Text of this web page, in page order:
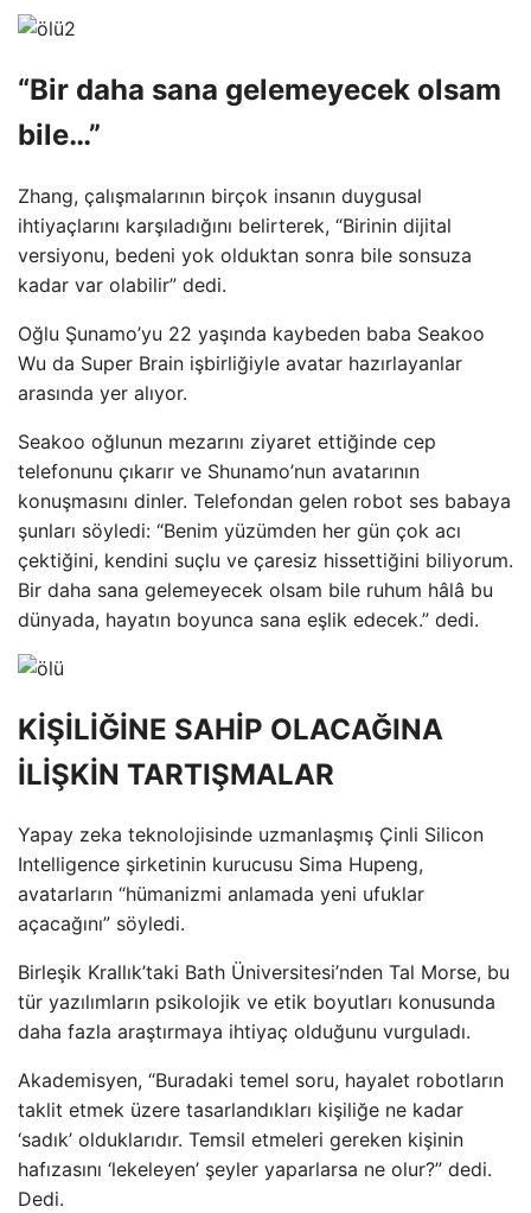
“Bir daha sana gelemeyecek olsam
bile…”
Zhang, çalışmalarının birçok insanın duygusal
ihtiyaçlarını karşıladığını belirterek, “Birinin dijital
versiyonu, bedeni yok olduktan sonra bile sonsuza
kadar var olabilir” dedi.
Oğlu Şunamo’yu 22 yaşında kaybeden baba Seakoo
Wu da Super Brain işbirliğiyle avatar hazırlayanlar
arasında yer alıyor.
Seakoo oğlunun mezarını ziyaret ettiğinde cep
telefonunu çıkarır ve Shunamo’nun avatarının
konuşmasını dinler. Telefondan gelen robot ses babaya
şunları söyledi: “Benim yüzümden her gün çok acı
çektiğini, kendini suçlu ve çaresiz hissettiğini biliyorum.
Bir daha sana gelemeyecek olsam bile ruhum hâlâ bu
dünyada, hayatın boyunca sana eşlik edecek.” dedi.
KİŞİLİĞİNE SAHİP OLACAĞINA
İLİŞKİN TARTIŞMALAR
Yapay zeka teknolojisinde uzmanlaşmış Çinli Silicon
Intelligence şirketinin kurucusu Sima Hupeng,
avatarların “hümanizmi anlamada yeni ufuklar
açacağını” söyledi.
Birleşik Krallık’taki Bath Üniversitesi’nden Tal Morse, bu
tür yazılımların psikolojik ve etik boyutları konusunda
daha fazla araştırmaya ihtiyaç olduğunu vurguladı.
Akademisyen, “Buradaki temel soru, hayalet robotların
taklit etmek üzere tasarlandıkları kişiliğe ne kadar
‘sadık’ olduklarıdır. Temsil etmeleri gereken kişinin
hafızasını ‘lekeleyen’ şeyler yaparlarsa ne olur?” dedi.
Dedi.